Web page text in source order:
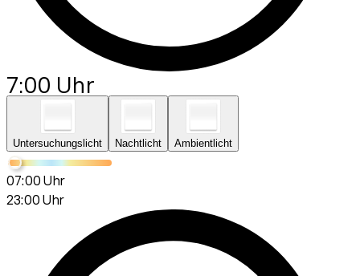
7:00 Uhr
Untersuchungslicht Nachtlicht Ambientlicht
07:00 Uhr
23:00 Uhr